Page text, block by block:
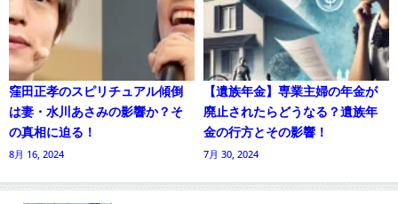
窪田正孝のスピリチュアル傾倒
は妻・水川あさみの影響か？そ
の真相に迫る！
8月 16, 2024
【遺族年金】専業主婦の年金が
廃止されたらどうなる？遺族年
金の行方とその影響！
7月 30, 2024